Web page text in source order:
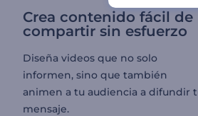
Crea contenido fácil de
compartir sin esfuerzo
Diseña videos que no solo
informen, sino que también
animen a tu audiencia a difundir
mensaje.